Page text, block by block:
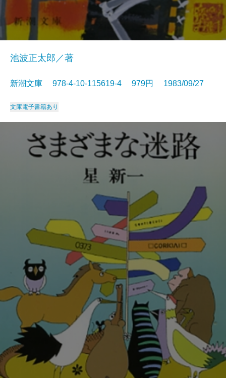
池波正太郎／著
新潮文庫 978-4-10-115619-4 979円 1983/09/27
文庫電子書籍あり